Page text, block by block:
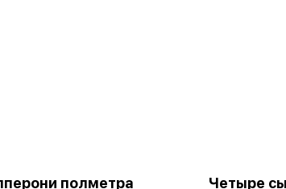
полметра Четыре